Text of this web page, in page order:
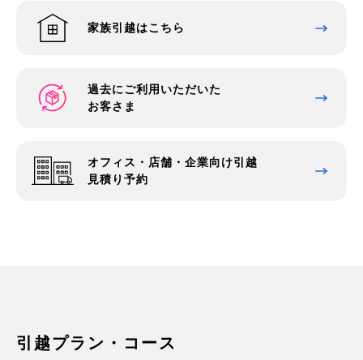
家族引越はこちら
過去にご利用いただいた
お客さま
オフィス・店舗・企業向け引越
見積り予約
引越プラン・コース